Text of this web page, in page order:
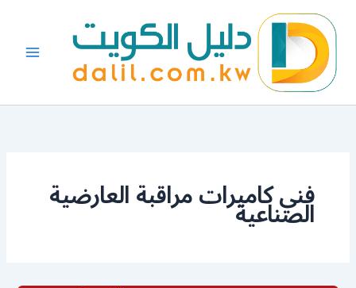
المحتوى
فني كاميرات مراقبة العارضية
الصناعية